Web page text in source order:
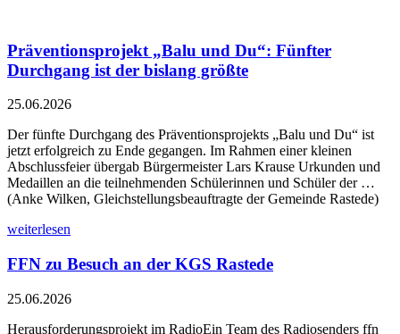
Präventionsprojekt „Balu und Du“: Fünfter
Durchgang ist der bislang größte
25.06.2026
Der fünfte Durchgang des Präventionsprojekts „Balu und Du“ ist
jetzt erfolgreich zu Ende gegangen. Im Rahmen einer kleinen
Abschlussfeier übergab Bürgermeister Lars Krause Urkunden und
Medaillen an die teilnehmenden Schülerinnen und Schüler der …
(Anke Wilken, Gleichstellungsbeauftragte der Gemeinde Rastede)
weiterlesen
FFN zu Besuch an der KGS Rastede
25.06.2026
Herausforderungsprojekt im RadioEin Team des Radiosenders ffn